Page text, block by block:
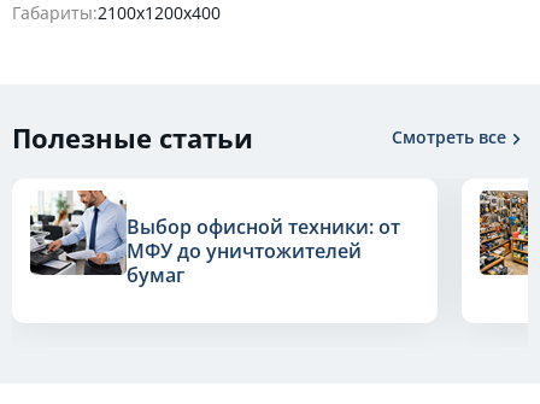
Габариты:2100x1200x400
Полезные статьи Смотреть все
Выбор офисной техники: от
МФУ до уничтожителей
бумаг